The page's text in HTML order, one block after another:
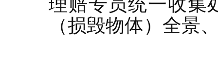
（损毁物体）全景